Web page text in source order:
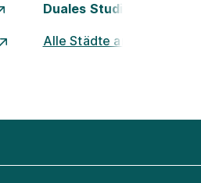
Duales Studium München
Alle Städte ansehen